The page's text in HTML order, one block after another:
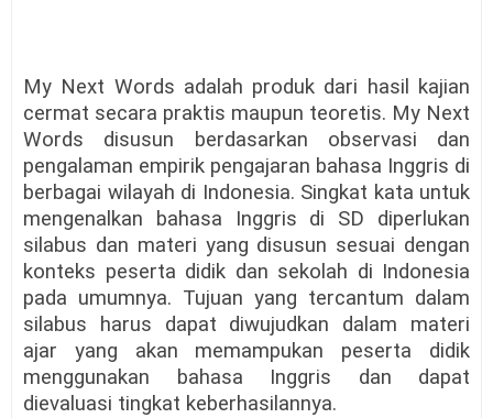
My Next Words adalah produk dari hasil kajian
cermat secara praktis maupun teoretis. My Next
Words disusun berdasarkan observasi dan
pengalaman empirik pengajaran bahasa Inggris di
berbagai wilayah di Indonesia. Singkat kata untuk
mengenalkan bahasa Inggris di SD diperlukan
silabus dan materi yang disusun sesuai dengan
konteks peserta didik dan sekolah di Indonesia
pada umumnya. Tujuan yang tercantum dalam
silabus harus dapat diwujudkan dalam materi
ajar yang akan memampukan peserta didik
menggunakan bahasa Inggris dan dapat
dievaluasi tingkat keberhasilannya.